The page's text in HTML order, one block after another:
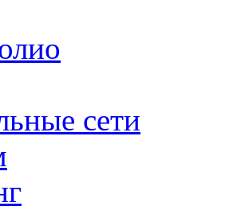
сети